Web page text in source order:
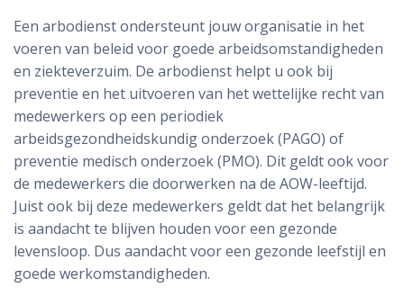
Een arbodienst ondersteunt jouw organisatie in het
voeren van beleid voor goede arbeidsomstandigheden
en ziekteverzuim. De arbodienst helpt u ook bij
preventie en het uitvoeren van het wettelijke recht van
medewerkers op een periodiek
arbeidsgezondheidskundig onderzoek (PAGO) of
preventie medisch onderzoek (PMO). Dit geldt ook voor
de medewerkers die doorwerken na de AOW-leeftijd.
Juist ook bij deze medewerkers geldt dat het belangrijk
is aandacht te blijven houden voor een gezonde
levensloop. Dus aandacht voor een gezonde leefstijl en
goede werkomstandigheden.